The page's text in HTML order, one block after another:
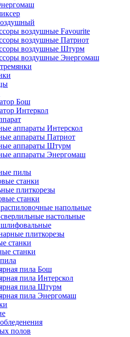
воздушные Favourite
воздушные Патриот
воздушные Штурм
воздушные Энергомаш
Бош
Интеркол
аппараты Интерскол
аппараты Патриот
аппараты Штурм
аппараты Энергомаш
пилы
станки
плиткорезы
станки
напольные
настольные
плиткорезы
станки
станки
пила Бош
пила Интерскол
пила Штурм
пила Энергомаш
полов